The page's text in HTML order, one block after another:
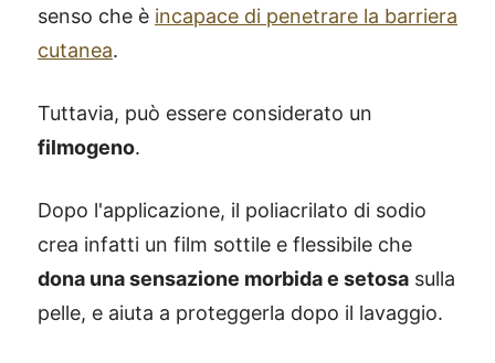
senso che è incapace di penetrare la barriera
cutanea.
Tuttavia, può essere considerato un
filmogeno.
Dopo l'applicazione, il poliacrilato di sodio
crea infatti un film sottile e flessibile che
dona una sensazione morbida e setosa sulla
pelle, e aiuta a proteggerla dopo il lavaggio.